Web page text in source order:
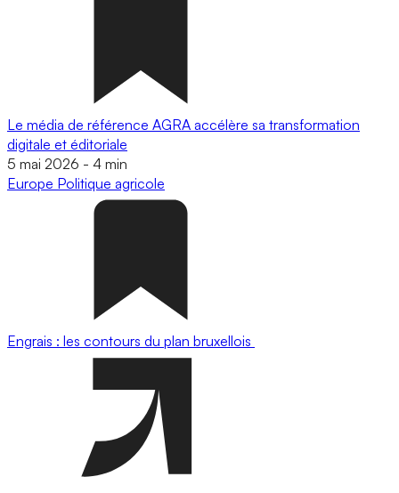
Le média de référence AGRA accélère sa transformation
digitale et éditoriale
5 mai 2026 - 4 min
Europe Politique agricole
Engrais : les contours du plan bruxellois